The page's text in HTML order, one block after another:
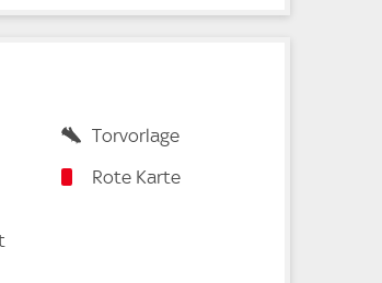
Torvorlage
Rote Karte